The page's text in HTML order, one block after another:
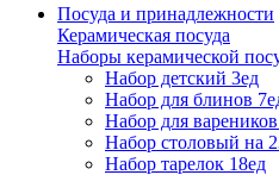
Посуда и принадлежности
Керамическая посуда
Наборы керамической
Набор детский 3ед
Набор для блинов
Набор для
Набор столовый на
Набор тарелок 18ед